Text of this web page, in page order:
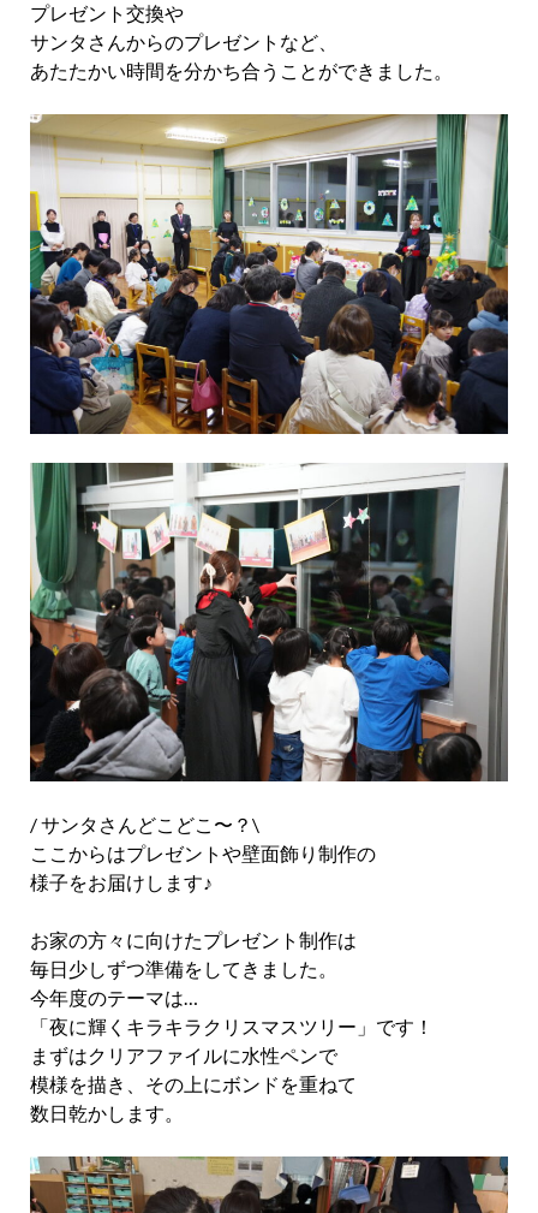
プレゼント交換や
サンタさんからのプレゼントなど、
あたたかい時間を分かち合うことができました。
/ サンタさんどこどこ〜？\
ここからはプレゼントや壁面飾り制作の
様子をお届けします♪
お家の方々に向けたプレゼント制作は
毎日少しずつ準備をしてきました。
今年度のテーマは…
「夜に輝くキラキラクリスマスツリー」です！
まずはクリアファイルに水性ペンで
模様を描き、その上にボンドを重ねて
数日乾かします。